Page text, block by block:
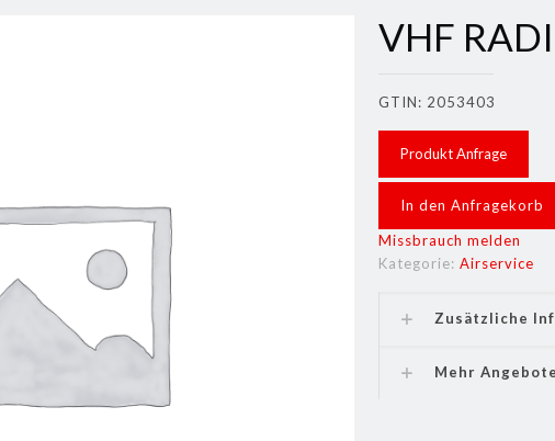
VHF
GTIN: 2053403
Produkt Anfrage
In den Anfragekorb
Missbrauch melden
Kategorie:Airservice
Zusätzliche
Mehr